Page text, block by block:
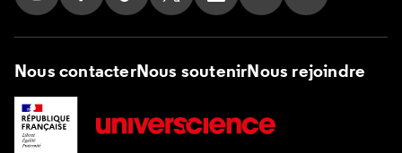
Suivez nous sur Instagram
Suivez nous sur Facebook
Suivez nous sur Tik Tok
Suivez nous sur X
Suivez nous sur LinkedIn
Suivez nous sur
Suivez nous
Nous contacterNous soutenirNous rejoindre